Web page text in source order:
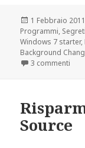
Scritto
il
1 Febbraio 2011
Programmi, Segreti
Windows 7 starter,
Background
3 commenti
Source